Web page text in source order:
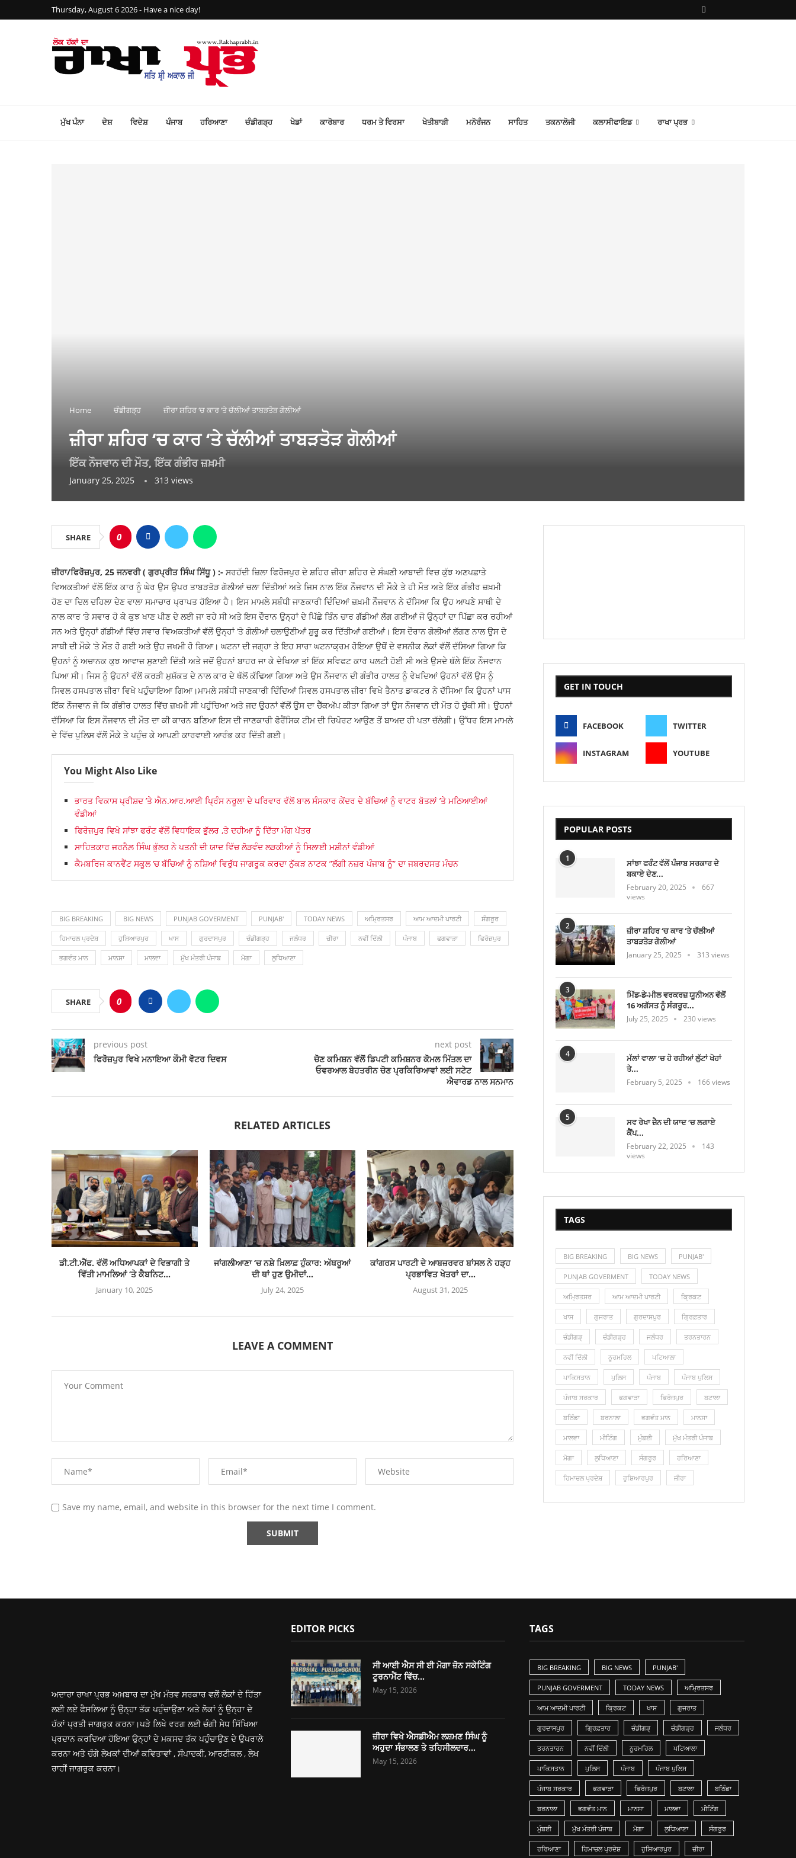
Thursday, August 6 2026 - Have a nice day!
ਮੁੱਖ ਪੰਨਾ ਦੇਸ਼ ਵਿਦੇਸ਼ ਪੰਜਾਬ ਹਰਿਆਣਾ ਚੰਡੀਗੜ੍ਹ ਖੇਡਾਂ ਕਾਰੋਬਾਰ ਧਰਮ ਤੇ ਵਿਰਸਾ ਖੇਤੀਬਾੜੀ ਮਨੋਰੰਜਨ ਸਾਹਿਤ ਤਕਨਾਲੋਜੀ ਕਲਾਸੀਫਾਇਡ ਰਾਖਾ ਪ੍ਰਭ
Home ਚੰਡੀਗੜ੍ਹ ਜ਼ੀਰਾ ਸ਼ਹਿਰ ‘ਚ ਕਾਰ ‘ਤੇ ਚੱਲੀਆਂ ਤਾਬੜਤੋੜ ਗੋਲੀਆਂ
ਜ਼ੀਰਾ ਸ਼ਹਿਰ ‘ਚ ਕਾਰ ‘ਤੇ ਚੱਲੀਆਂ ਤਾਬੜਤੋੜ ਗੋਲੀਆਂ
ਇੱਕ ਨੌਜਵਾਨ ਦੀ ਮੌਤ, ਇੱਕ ਗੰਭੀਰ ਜ਼ਖ਼ਮੀ
January 25, 2025 313 views
SHARE 0
ਜ਼ੀਰਾ/ਫਿਰੋਜ਼ਪੁਰ, 25 ਜਨਵਰੀ ( ਗੁਰਪ੍ਰੀਤ ਸਿੰਘ ਸਿੱਧੂ ) :- ਸਰਹੱਦੀ ਜ਼ਿਲਾ ਫਿਰੋਜਪੁਰ ਦੇ ਸ਼ਹਿਰ ਜ਼ੀਰਾ ਸ਼ਹਿਰ ਦੇ ਸੰਘਣੀ ਆਬਾਦੀ ਵਿਚ ਕੁੱਝ ਅਣਪਛਾਤੇ
ਵਿਅਕਤੀਆਂ ਵੱਲੋਂ ਇੱਕ ਕਾਰ ਨੂੰ ਘੇਰ ਉਸ ਉਪਰ ਤਾਬੜਤੋੜ ਗੋਲੀਆਂ ਚਲਾ ਦਿੱਤੀਆਂ ਅਤੇ ਜਿਸ ਨਾਲ ਇੱਕ ਨੌਜਵਾਨ ਦੀ ਮੌਕੇ ਤੇ ਹੀ ਮੌਤ ਅਤੇ ਇੱਕ ਗੰਭੀਰ ਜ਼ਖ਼ਮੀ
ਹੋਣ ਦਾ ਦਿਲ ਦਹਿਲਾ ਦੇਣ ਵਾਲਾ ਸਮਾਚਾਰ ਪ੍ਰਾਪਤ ਹੋਇਆ ਹੈ। ਇਸ ਮਾਮਲੇ ਸਬੰਧੀ ਜਾਣਕਾਰੀ ਦਿੰਦਿਆਂ ਜ਼ਖ਼ਮੀ ਨੌਜਵਾਨ ਨੇ ਦੱਸਿਆ ਕਿ ਉਹ ਆਪਣੇ ਸਾਥੀ ਦੇ
ਨਾਲ ਕਾਰ ‘ਤੇ ਸਵਾਰ ਹੋ ਕੇ ਕੁਝ ਖਾਣ ਪੀਣ ਦੇ ਲਈ ਜਾ ਰਹੇ ਸੀ ਅਤੇ ਇਸ ਦੌਰਾਨ ਉਨ੍ਹਾਂ ਦੇ ਪਿੱਛੇ ਤਿੰਨ ਚਾਰ ਗੱਡੀਆਂ ਲੱਗ ਗਈਆਂ ਜੋ ਉਨ੍ਹਾਂ ਦਾ ਪਿੱਛਾ ਕਰ ਰਹੀਆਂ
ਸਨ ਅਤੇ ਉਨ੍ਹਾਂ ਗੱਡੀਆਂ ਵਿੱਚ ਸਵਾਰ ਵਿਅਕਤੀਆਂ ਵੱਲੋਂ ਉਨ੍ਹਾਂ ‘ਤੇ ਗੋਲੀਆਂ ਚਲਾਉਣੀਆਂ ਸ਼ੁਰੂ ਕਰ ਦਿੱਤੀਆਂ ਗਈਆਂ। ਇਸ ਦੌਰਾਨ ਗੋਲੀਆਂ ਲੱਗਣ ਨਾਲ ਉਸ ਦੇ
ਸਾਥੀ ਦੀ ਮੌਕੇ ‘ਤੇ ਮੌਤ ਹੋ ਗਈ ਅਤੇ ਉਹ ਜਖਮੀ ਹੋ ਗਿਆ। ਘਟਨਾ ਦੀ ਜਗ੍ਹਾ ਤੇ ਇਹ ਸਾਰਾ ਘਟਨਾਕ੍ਰਮ ਹੋਇਆ ਉਥੋਂ ਦੇ ਵਸਨੀਕ ਲੋਕਾਂ ਵੱਲੋਂ ਦੱਸਿਆ ਗਿਆ ਕਿ
ਉਹਨਾਂ ਨੂੰ ਅਚਾਨਕ ਕੁਝ ਆਵਾਜ਼ ਸੁਣਾਈ ਦਿੱਤੀ ਅਤੇ ਜਦੋਂ ਉਹਨਾਂ ਬਾਹਰ ਜਾ ਕੇ ਦੇਖਿਆ ਤਾਂ ਇੱਕ ਸਵਿਫਟ ਕਾਰ ਪਲਟੀ ਹੋਈ ਸੀ ਅਤੇ ਉਸਦੇ ਥੱਲੇ ਇੱਕ ਨੌਜਵਾਨ
ਪਿਆ ਸੀ। ਜਿਸ ਨੂੰ ਉਹਨਾਂ ਵੱਲੋਂ ਕਰੜੀ ਮੁਸ਼ੱਕਤ ਦੇ ਨਾਲ ਕਾਰ ਦੇ ਥੱਲੋਂ ਕੱਢਿਆ ਗਿਆ ਅਤੇ ਉਸ ਨੌਜਵਾਨ ਦੀ ਗੰਭੀਰ ਹਾਲਤ ਨੂੰ ਵੇਖਦਿਆਂ ਉਹਨਾਂ ਵੱਲੋਂ ਉਸ ਨੂੰ
ਸਿਵਲ ਹਸਪਤਾਲ ਜ਼ੀਰਾ ਵਿਖੇ ਪਹੁੰਚਾਇਆ ਗਿਆ।ਮਾਮਲੇ ਸਬੰਧੀ ਜਾਣਕਾਰੀ ਦਿੰਦਿਆਂ ਸਿਵਲ ਹਸਪਤਾਲ ਜ਼ੀਰਾ ਵਿਖੇ ਤੈਨਾਤ ਡਾਕਟਰ ਨੇ ਦੱਸਿਆ ਕਿ ਉਹਨਾਂ ਪਾਸ
ਇੱਕ ਨੌਜਵਾਨ ਜੋ ਕਿ ਗੰਭੀਰ ਹਾਲਤ ਵਿੱਚ ਜ਼ਖਮੀ ਸੀ ਪਹੁੰਚਿਆ ਅਤੇ ਜਦ ਉਹਨਾਂ ਵੱਲੋਂ ਉਸ ਦਾ ਚੈੱਕਅੱਪ ਕੀਤਾ ਗਿਆ ਤਾਂ ਉਸ ਨੌਜਵਾਨ ਦੀ ਮੌਤ ਹੋ ਚੁੱਕੀ ਸੀ। ਉਹਨਾਂ
ਦੱਸਿਆ ਕਿ ਇਸ ਨੌਜਵਾਨ ਦੀ ਮੌਤ ਦਾ ਕੀ ਕਾਰਨ ਬਣਿਆ ਇਸ ਦੀ ਜਾਣਕਾਰੀ ਫੋਰੈਂਸਿਕ ਟੀਮ ਦੀ ਰਿਪੋਰਟ ਆਉਣ ਤੋਂ ਬਾਅਦ ਹੀ ਪਤਾ ਚੱਲੇਗੀ। ਉੱਧਰ ਇਸ ਮਾਮਲੇ
ਦੇ ਵਿੱਚ ਪੁਲਿਸ ਵੱਲੋਂ ਮੌਕੇ ਤੇ ਪਹੁੰਚ ਕੇ ਆਪਣੀ ਕਾਰਵਾਈ ਆਰੰਭ ਕਰ ਦਿੱਤੀ ਗਈ।
You Might Also Like
ਭਾਰਤ ਵਿਕਾਸ ਪ੍ਰੀਸ਼ਦ ’ਤੇ ਐਨ.ਆਰ.ਆਈ ਪਿ੍ਰੰਸ ਨਰੂਲਾ ਦੇ ਪਰਿਵਾਰ ਵੱਲੋਂ ਬਾਲ ਸੰਸਕਾਰ ਕੇਂਦਰ ਦੇ ਬੱਚਿਆਂ ਨੂੰ ਵਾਟਰ ਬੋਤਲਾਂ ’ਤੇ ਮਠਿਆਈਆਂ
ਵੰਡੀਆਂ
ਫਿਰੋਜ਼ਪੁਰ ਵਿਖੇ ਸਾਂਝਾ ਫਰੰਟ ਵੱਲੋਂ ਵਿਧਾਇਕ ਭੁੱਲਰ ,ਤੇ ਦਹੀਆ ਨੂੰ ਦਿੱਤਾ ਮੰਗ ਪੱਤਰ
ਸਾਹਿਤਕਾਰ ਜਰਨੈਲ਼ ਸਿੰਘ ਭੁੱਲਰ ਨੇ ਪਤਨੀ ਦੀ ਯਾਦ ਵਿੱਚ ਲੋੜਵੰਦ ਲੜਕੀਆਂ ਨੂੰ ਸਿਲਾਈ ਮਸ਼ੀਨਾਂ ਵੰਡੀਆਂ
ਕੈਮਬਰਿਜ ਕਾਨਵੈਂਟ ਸਕੂਲ ‘ਚ ਬੱਚਿਆਂ ਨੂੰ ਨਸ਼ਿਆਂ ਵਿਰੁੱਧ ਜਾਗਰੂਕ ਕਰਦਾ ਨੁੱਕੜ ਨਾਟਕ ”ਲੱਗੀ ਨਜ਼ਰ ਪੰਜਾਬ ਨੂੰ” ਦਾ ਜਬਰਦਸਤ ਮੰਚਨ
BIG BREAKING BIG NEWS PUNJAB GOVERMENT PUNJAB' TODAY NEWS ਅਮ੍ਰਿਤਸਰ ਆਮ ਆਦਮੀ ਪਾਰਟੀ ਸੰਗਰੂਰ
ਹਿਮਾਚਲ ਪ੍ਰਦੇਸ਼ ਹੁਸ਼ਿਆਰਪੁਰ ਖਾਸ ਗੁਰਦਾਸਪੁਰ ਚੰਡੀਗੜ੍ਹ ਜਲੰਧਰ ਜ਼ੀਰਾ ਨਵੀਂ ਦਿੱਲੀ ਪੰਜਾਬ ਫਗਵਾੜਾ ਫਿਰੋਜ਼ਪੁਰ
ਭਗਵੰਤ ਮਾਨ ਮਾਨਸਾ ਮਾਲਵਾ ਮੁੱਖ ਮੰਤਰੀ ਪੰਜਾਬ ਮੋਗਾ ਲੁ‎ਧਿਆਣਾ
SHARE 0
previous post
ਫਿਰੋਜ਼ਪੁਰ ਵਿਖੇ ਮਨਾਇਆ ਕੌਮੀ ਵੋਟਰ ਦਿਵਸ
next post
ਚੋਣ ਕਮਿਸ਼ਨ ਵੱਲੋਂ ਡਿਪਟੀ ਕਮਿਸ਼ਨਰ ਕੋਮਲ ਮਿੱਤਲ ਦਾ
ਓਵਰਆਲ ਬੇਹਤਰੀਨ ਚੋਣ ਪ੍ਰਕਿਰਿਆਵਾਂ ਲਈ ਸਟੇਟ
ਐਵਾਰਡ ਨਾਲ ਸਨਮਾਨ
RELATED ARTICLES
ਡੀ.ਟੀ.ਐੱਫ. ਵੱਲੋਂ ਅਧਿਆਪਕਾਂ ਦੇ ਵਿਭਾਗੀ ਤੇ
ਵਿੱਤੀ ਮਾਮਲਿਆਂ ‘ਤੇ ਕੈਬਨਿਟ...
January 10, 2025
ਜਾਂਗਲੀਆਣਾ ‘ਚ ਨਸ਼ੇ ਖ਼ਿਲਾਫ਼ ਹੁੰਕਾਰ: ਅੱਥਰੂਆਂ
ਦੀ ਥਾਂ ਹੁਣ ਉਮੀਦਾਂ...
July 24, 2025
ਕਾਂਗਰਸ ਪਾਰਟੀ ਦੇ ਆਬਜ਼ਰਵਰ ਬਾਂਸਲ ਨੇ ਹੜ੍ਹ
ਪ੍ਰਭਾਵਿਤ ਖੇਤਰਾਂ ਦਾ...
August 31, 2025
LEAVE A COMMENT
Save my name, email, and website in this browser for the next time I comment.
GET IN TOUCH
FACEBOOK TWITTER
INSTAGRAM YOUTUBE
POPULAR POSTS
1
ਸਾਂਝਾ ਫਰੰਟ ਵੱਲੋਂ ਪੰਜਾਬ ਸਰਕਾਰ ਦੇ
ਬਕਾਏ ਦੇਣ...
February 20, 2025
667
views
2
ਜ਼ੀਰਾ ਸ਼ਹਿਰ ‘ਚ ਕਾਰ ‘ਤੇ ਚੱਲੀਆਂ
ਤਾਬੜਤੋੜ ਗੋਲੀਆਂ
January 25, 2025 313 views
3
ਮਿੱਡ-ਡੇ-ਮੀਲ ਵਰਕਰਜ਼ ਯੂਨੀਅਨ ਵੱਲੋਂ
16 ਅਗੱਸਤ ਨੂੰ ਸੰਗਰੂਰ...
July 25, 2025 230 views
4
ਮੱਲਾਂ ਵਾਲਾ ‘ਚ ਹੋ ਰਹੀਆਂ ਲੁੱਟਾਂ ਖੋਹਾਂ
ਤੇ...
February 5, 2025 166 views
5
ਸਵ ਰੇਖਾ ਜ਼ੈਨ ਦੀ ਯਾਦ ‘ਚ ਲਗਾਏ
ਕੈਂਪ...
February 22, 2025
143
views
TAGS
BIG BREAKING BIG NEWS PUNJAB'
PUNJAB GOVERMENT TODAY NEWS
ਅਮ੍ਰਿਤਸਰ ਆਮ ਆਦਮੀ ਪਾਰਟੀ ਕ੍ਰਿਕਟ
ਖਾਸ ਗੁਜਰਾਤ ਗੁਰਦਾਸਪੁਰ ਗ੍ਰਿਫ਼ਤਾਰ
ਚੰਡੀਗੜ੍ ਚੰਡੀਗੜ੍ਹ ਜਲੰਧਰ ਤਰਨਤਾਰਨ
ਨਵੀਂ ਦਿੱਲੀ ਨੂਰਮਹਿਲ ਪਟਿਆਲਾ
ਪਾਕਿਸਤਾਨ ਪੁਲਿਸ ਪੰਜਾਬ ਪੰਜਾਬ ਪੁਲਿਸ
ਪੰਜਾਬ ਸਰਕਾਰ ਫਗਵਾੜਾ ਫਿਰੋਜ਼ਪੁਰ ਬਟਾਲਾ
ਬਠਿੰਡਾ ਬਰਨਾਲਾ ਭਗਵੰਤ ਮਾਨ ਮਾਨਸਾ
ਮਾਲਵਾ ਮੀਟਿੰਗ ਮੁੰਬਈ ਮੁੱਖ ਮੰਤਰੀ ਪੰਜਾਬ
ਮੋਗਾ ਲੁ‎ਧਿਆਣਾ ਸੰਗਰੂਰ ਹਰਿਆਣਾ
ਹਿਮਾਚਲ ਪ੍ਰਦੇਸ਼ ਹੁਸ਼ਿਆਰਪੁਰ ਜ਼ੀਰਾ
ਅਦਾਰਾ ਰਾਖਾ ਪ੍ਰਭ ਅਖ਼ਬਾਰ ਦਾ ਮੁੱਖ ਮੰਤਵ ਸਰਕਾਰ ਵਲੋਂ ਲੋਕਾਂ ਦੇ ਹਿੱਤਾ
ਲਈ ਲਏ ਫੈਸਲਿਆ ਨੂੰ ਉਨ੍ਹਾ ਤੱਕ ਪਹੁੰਚਾਉਣਾ ਅਤੇ ਲੋਕਾਂ ਨੂੰ ਉਨ੍ਹਾ ਦੇ
ਹੱਕਾਂ ਪ੍ਰਤੀ ਜਾਗਰੁਕ ਕਰਨਾ।ਪੜੇ ਲਿਖੇ ਵਰਗ ਲਈ ਚੰਗੀ ਸੇਧ ਸਿੱਖਿਆ
ਪ੍ਰਦਾਨ ਕਰਦਿਆ ਹੋਇਆ ਉਨ੍ਹਾਂ ਦੇ ਮਕਸਦ ਤੱਕ ਪਹੁੰਚਾਉਣ ਦੇ ਉਪਰਾਲੇ
ਕਰਨਾ ਅਤੇ ਚੰਗੇ ਲੇਖਕਾਂ ਦੀਆਂ ਕਵਿਤਾਵਾਂ , ਸੰਪਾਦਕੀ, ਆਰਟੀਕਲ , ਲੇਖ
ਰਾਹੀਂ ਜਾਗਰੁਕ ਕਰਨਾ।
EDITOR PICKS
ਸੀ ਆਈ ਐਸ ਸੀ ਈ ਮੋਗਾ ਜ਼ੋਨ ਸਕੇਟਿੰਗ
ਟੂਰਨਾਮੈਂਟ ਵਿੱਚ...
May 15, 2026
ਜ਼ੀਰਾ ਵਿਖੇ ਐਸਡੀਐਮ ਲਸ਼ਮਣ ਸਿੰਘ ਨੂੰ
ਅਹੁਦਾ ਸੰਭਾਲਣ ਤੇ ਤਹਿਸੀਲਦਾਰ...
May 15, 2026
TAGS
BIG BREAKING BIG NEWS PUNJAB'
PUNJAB GOVERMENT TODAY NEWS ਅਮ੍ਰਿਤਸਰ
ਆਮ ਆਦਮੀ ਪਾਰਟੀ ਕ੍ਰਿਕਟ ਖਾਸ ਗੁਜਰਾਤ
ਗੁਰਦਾਸਪੁਰ ਗ੍ਰਿਫ਼ਤਾਰ ਚੰਡੀਗੜ੍ ਚੰਡੀਗੜ੍ਹ ਜਲੰਧਰ
ਤਰਨਤਾਰਨ ਨਵੀਂ ਦਿੱਲੀ ਨੂਰਮਹਿਲ ਪਟਿਆਲਾ
ਪਾਕਿਸਤਾਨ ਪੁਲਿਸ ਪੰਜਾਬ ਪੰਜਾਬ ਪੁਲਿਸ
ਪੰਜਾਬ ਸਰਕਾਰ ਫਗਵਾੜਾ ਫਿਰੋਜ਼ਪੁਰ ਬਟਾਲਾ ਬਠਿੰਡਾ
ਬਰਨਾਲਾ ਭਗਵੰਤ ਮਾਨ ਮਾਨਸਾ ਮਾਲਵਾ ਮੀਟਿੰਗ
ਮੁੰਬਈ ਮੁੱਖ ਮੰਤਰੀ ਪੰਜਾਬ ਮੋਗਾ ਲੁ‎ਧਿਆਣਾ ਸੰਗਰੂਰ
ਹਰਿਆਣਾ ਹਿਮਾਚਲ ਪ੍ਰਦੇਸ਼ ਹੁਸ਼ਿਆਰਪੁਰ ਜ਼ੀਰਾ